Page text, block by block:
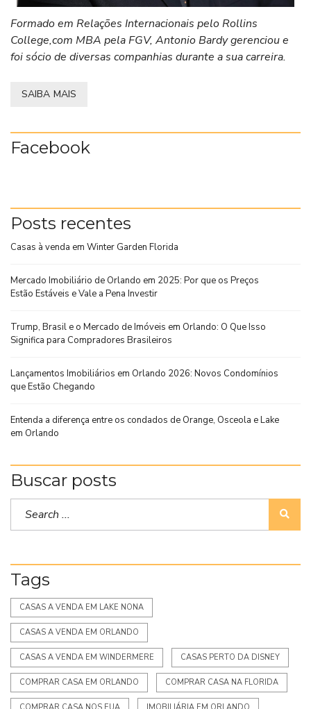
Formado em Relações Internacionais pelo Rollins
College,com MBA pela FGV, Antonio Bardy gerenciou e
foi sócio de diversas companhias durante a sua carreira.
SAIBA MAIS
Facebook
Posts recentes
Casas à venda em Winter Garden Florida
Mercado Imobiliário de Orlando em 2025: Por que os Preços
Estão Estáveis e Vale a Pena Investir
Trump, Brasil e o Mercado de Imóveis em Orlando: O Que Isso
Significa para Compradores Brasileiros
Lançamentos Imobiliários em Orlando 2026: Novos Condomínios
que Estão Chegando
Entenda a diferença entre os condados de Orange, Osceola e Lake
em Orlando
Buscar posts
Tags
CASAS A VENDA EM LAKE NONA
CASAS A VENDA EM ORLANDO
CASAS A VENDA EM WINDERMERE CASAS PERTO DA DISNEY
COMPRAR CASA EM ORLANDO COMPRAR CASA NA FLORIDA
COMPRAR CASA NOS EUA IMOBILIÁRIA EM ORLANDO